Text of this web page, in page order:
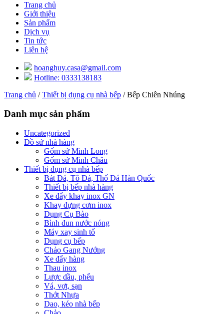
Trang chủ
Giới thiệu
Sản phẩm
Dịch vụ
Tin tức
Liên hệ
hoanghuy.casa@gmail.com
Hotline: 0333138183
Trang chủ /Thiết bị dụng cụ nhà bếp / Bếp Chiên Nhúng
Danh mục sản phẩm
Uncategorized
Đồ sứ nhà hàng
Gốm sứ Minh Long
Gốm sứ Minh Châu
Thiết bị dụng cụ nhà bếp
Bát Đá, Tô Đá, Thố Đá Hàn Quốc
Thiết bị bếp nhà hàng
Xe đẩy khay inox GN
Khay đựng cơm inox
Dụng Cụ Bào
Bình đun nước nóng
Máy xay sinh tố
Dụng cụ bếp
Chảo Gang Nướng
Xe đẩy hàng
Thau inox
Lược dầu, phểu
Vá, vợt, sạn
Thớt Nhựa
Dao, kéo nhà bếp